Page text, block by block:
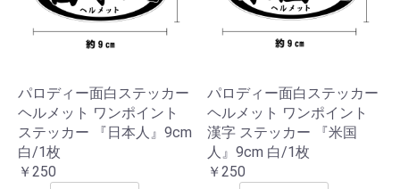
パロディー面白ステッカー
ヘルメット ワンポイント
ステッカー 『日本人』9cm
白/1枚
￥250
パロディー面白ステッカー
ヘルメット ワンポイント
漢字 ステッカー 『米国
人』9cm 白/1枚
￥250